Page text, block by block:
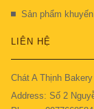
Sản phẩm
LIÊN HỆ
Chát A Thịnh Bakery
Address: Số 2